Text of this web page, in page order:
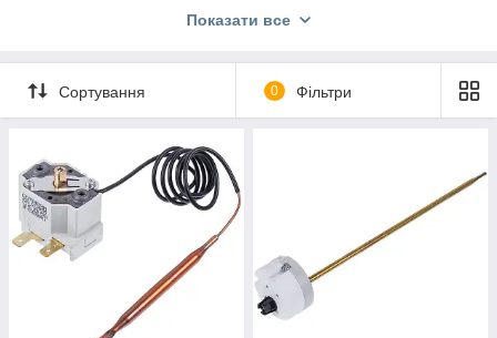
Ви завжди зможете придбати якісні деталі і
доставкою у ваше місто.
Терморегулятор для бойлера
Інтернет-магазин високоякісних запчастин GoodParts
спеціалізується на продажі комплектуючих і запчастин для
водонагрівачів різного типу і виробництва. В асортименті
нашого магазину ви зможете замовити захисний термостат
для водонагрівача окремо для різної моделі обладнання.
Ми пропонуємо тільки вигідні умови для онлайн покупок
великий асортимент продукції на будь-який вибір;
Показати все
Сортування 0 Фільтри